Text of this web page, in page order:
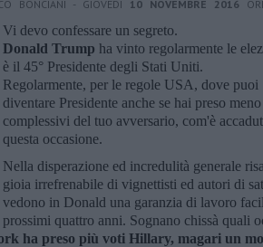
BONCIANI - GIOVEDÌ 10 NOVEMBRE 2016
Vi devo confessare un segreto.
Donald Trump ha vinto regolarmente le
è il 45° Presidente degli Stati Uniti.
Regolarmente, per le regole USA, dove puoi
diventare Presidente anche se hai preso
complessivi del tuo avversario, com'è
questa occasione.
Nella disperazione ed incredulità generale
gioia irrefrenabile di vignettisti ed autori di
vedono in Donald una garanzia di lavoro
prossimi quattro anni. Sognano chissà quali
ha preso più voti Hillary, magari un